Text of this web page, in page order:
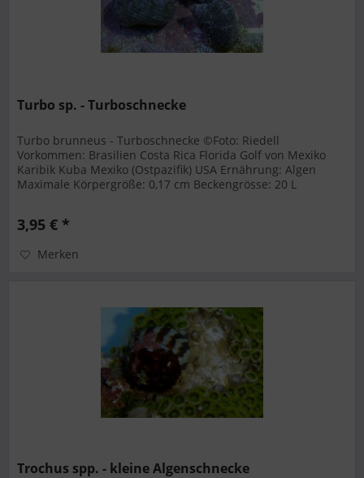
Turbo sp. - Turboschnecke
Turbo brunneus - Turboschnecke ©Foto: Riedell
Vorkommen: Brasilien Costa Rica Florida Golf von Mexiko
Karibik Kuba Mexiko (Ostpazifik) USA Ernährung: Algen
Maximale Körpergröße: 0,17 cm Beckengrösse: 20 L
3,95 € *
Merken
Trochus spp. - kleine Algenschnecke